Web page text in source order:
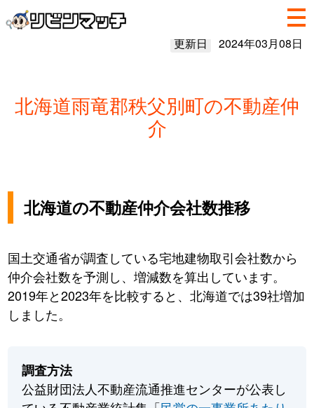
更新日 2024年03月08日
北海道雨竜郡秩父別町の不動産仲
介
北海道の不動産仲介会社数推移
国土交通省が調査している宅地建物取引会社数から
仲介会社数を予測し、増減数を算出しています。
2019年と2023年を比較すると、北海道では39社増加
しました。
調査方法
公益財団法人不動産流通推進センターが公表し